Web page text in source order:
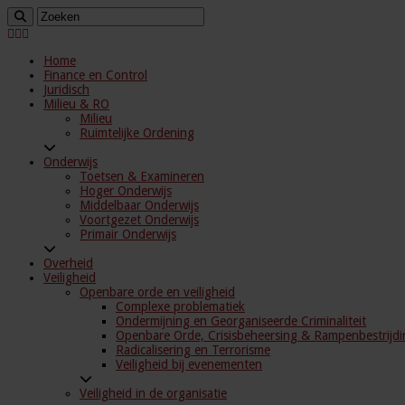
Home
Finance en Control
Juridisch
Milieu & RO
Milieu
Ruimtelijke Ordening
Onderwijs
Toetsen & Examineren
Hoger Onderwijs
Middelbaar Onderwijs
Voortgezet Onderwijs
Primair Onderwijs
Overheid
Veiligheid
Openbare orde en veiligheid
Complexe problematiek
Ondermijning en Georganiseerde Criminaliteit
Openbare Orde, Crisisbeheersing &
Radicalisering en Terrorisme
Veiligheid bij evenementen
Veiligheid in de organisatie